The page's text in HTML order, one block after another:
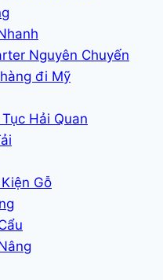
Nguyên Chuyến
đi Mỹ
Hải Quan
Gỗ